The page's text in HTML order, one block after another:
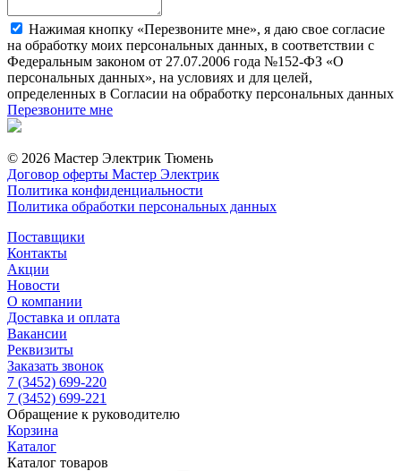
Нажимая кнопку «Перезвоните мне», я даю свое согласие
на обработку моих персональных данных, в соответствии с
Федеральным законом от 27.07.2006 года №152-ФЗ «О
персональных данных», на условиях и для целей,
определенных в Согласии на обработку персональных данных
Перезвоните мне
© 2026 Мастер Электрик Тюмень
Договор оферты Мастер Электрик
Политика конфиденциальности
Политика обработки персональных данных
Поставщики
Контакты
Акции
Новости
О компании
Доставка и оплата
Вакансии
Реквизиты
Заказать звонок
7 (3452) 699-220
7 (3452) 699-221
Обращение к руководителю
Корзина
Каталог
Каталог товаров